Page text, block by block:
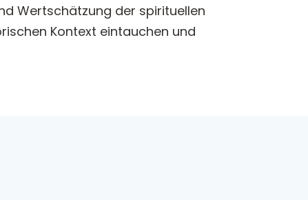
Wertschätzung der spirituellen
Kontext eintauchen und